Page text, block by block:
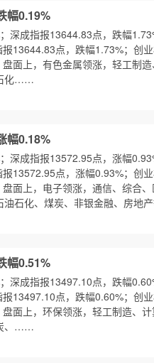
幅0.19%
深成指报13644.83点，跌幅
13644.83点，跌幅1.73%；创
面上，有色金属领涨，轻工制
化……
幅0.18%
深成指报13572.95点，涨幅
13572.95点，涨幅0.93%；创
面上，电子领涨，通信、综合
油石化、煤炭、非银金融、房地
幅0.51%
深成指报13497.10点，跌幅
13497.10点，跌幅0.60%；创
面上，环保领涨，轻工制造、
、……